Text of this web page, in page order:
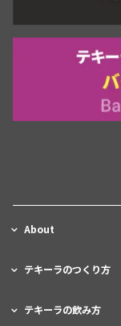
About
テキーラのつくり方
テキーラの飲み方